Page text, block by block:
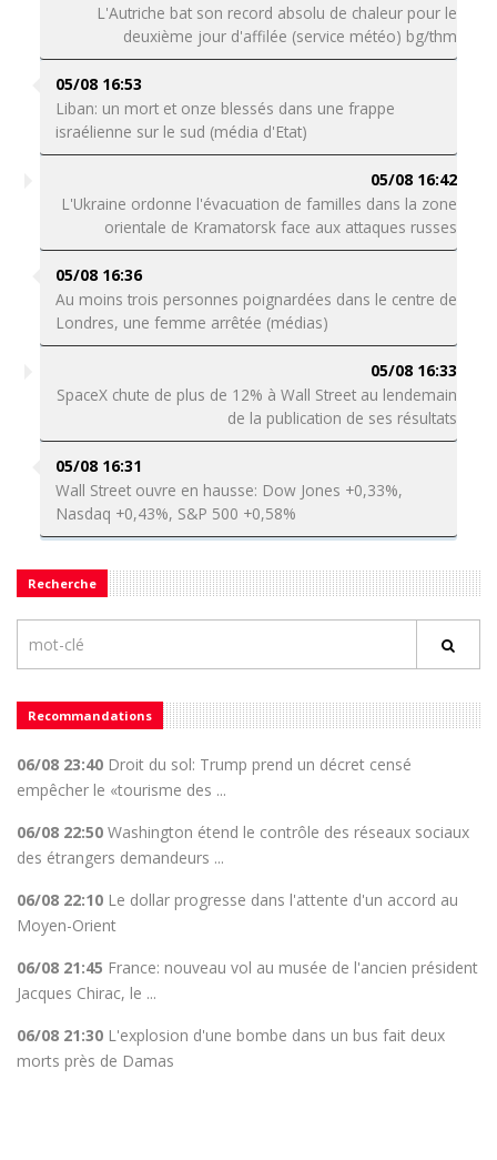
L'Autriche bat son record absolu de chaleur pour le
deuxième jour d'affilée (service météo) bg/thm
05/08 16:53
Liban: un mort et onze blessés dans une frappe
israélienne sur le sud (média d'Etat)
05/08 16:42
L'Ukraine ordonne l'évacuation de familles dans la zone
orientale de Kramatorsk face aux attaques russes
05/08 16:36
Au moins trois personnes poignardées dans le centre de
Londres, une femme arrêtée (médias)
05/08 16:33
SpaceX chute de plus de 12% à Wall Street au lendemain
de la publication de ses résultats
05/08 16:31
Wall Street ouvre en hausse: Dow Jones +0,33%,
Nasdaq +0,43%, S&P 500 +0,58%
Recherche
Recommandations
06/08 23:40 Droit du sol: Trump prend un décret censé
empêcher le «tourisme des ...
06/08 22:50 Washington étend le contrôle des réseaux sociaux
des étrangers demandeurs ...
06/08 22:10 Le dollar progresse dans l'attente d'un accord au
Moyen-Orient
06/08 21:45 France: nouveau vol au musée de l'ancien président
Jacques Chirac, le ...
06/08 21:30 L'explosion d'une bombe dans un bus fait deux
morts près de Damas